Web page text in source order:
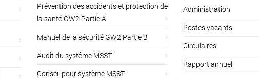
Prévention des accidents et protection de
la santé GW2 Partie A
Manuel de la sécurité GW2 Partie B
Audit du système MSST
Conseil pour système MSST
Administration
Postes vacants
Circulaires
Rapport annuel